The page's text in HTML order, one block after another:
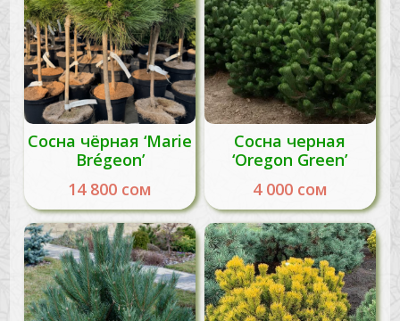
Сосна чёрная ‘Marie
Brégeon’
14 800 сом
Сосна черная
‘Oregon Green’
4 000 сом